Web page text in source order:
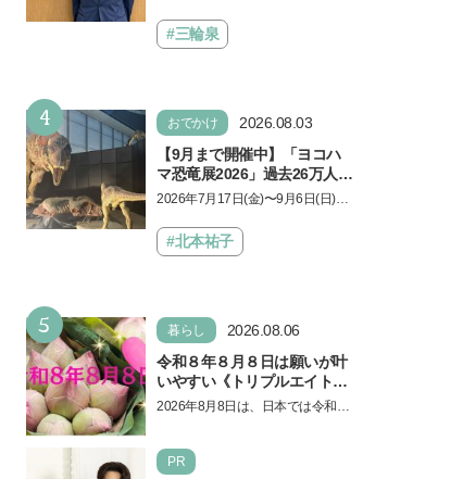
えるゲームしながら受験で勝
つためのメソッド
言し、子どもとトラブルになる家
庭は多いもの。でも…
#三輪泉
4 おでかけ
2026.08.03
【9月まで開催中】「ヨコハ
マ恐竜展2026」過去26万人を
動員した恐竜展が9年ぶりに
しむポイントを完全ガイド
2026年7月17日(金)〜9月6日(日)、
「ヨコハマ恐竜展2026〜恐竜の食
卓大図鑑〜」が開催…
#北本祐子
5 暮らし
2026.08.06
令和８年８月８日は願いが叶
いやすい《トリプルエイト》
の日！ 13日の獅子座の新月
2026年8月8日は、日本では令和8
ズゲート」というとって…
PR